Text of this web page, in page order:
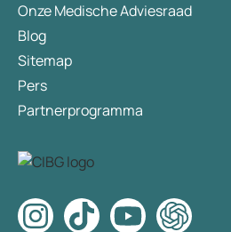
Onze Medische Adviesraad
Blog
Sitemap
Pers
Partnerprogramma